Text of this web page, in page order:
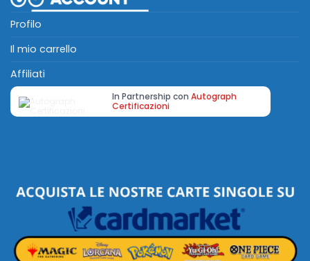
Profilo
Il mio carrello
Affiliati
In Partnership con Autograph
Certificazioni